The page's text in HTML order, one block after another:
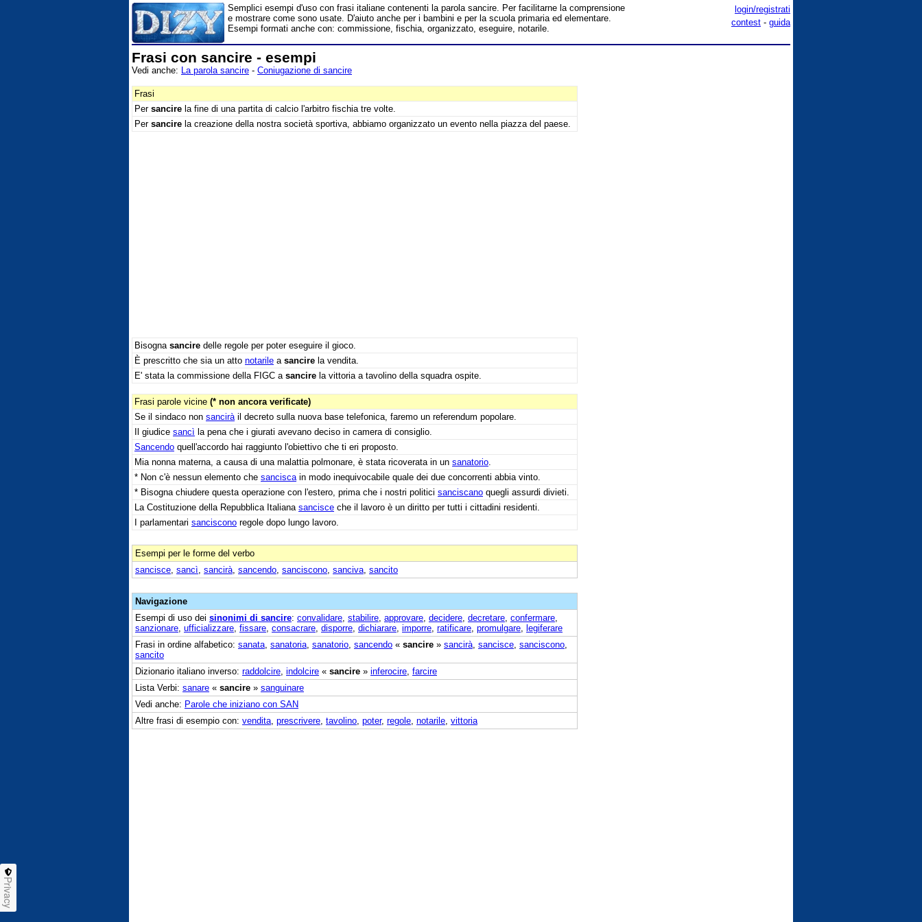
login/registrati
contest - guida
Semplici esempi d'uso con frasi italiane contenenti la parola sancire. Per facilitarne la comprensione
e mostrare come sono usate. D'aiuto anche per i bambini e per la scuola primaria ed elementare.
Esempi formati anche con: commissione, fischia, organizzato, eseguire, notarile.
Frasi con sancire - esempi
Vedi anche: La parola sancire - Coniugazione di sancire
Frasi
Per sancire la fine di una partita di calcio l'arbitro fischia tre volte.
Per sancire la creazione della nostra società sportiva, abbiamo organizzato un evento nella piazza del paese.
Bisogna sancire delle regole per poter eseguire il gioco.
È prescritto che sia un atto notarile a sancire la vendita.
E' stata la commissione della FIGC a sancire la vittoria a tavolino della squadra ospite.
Frasi parole vicine (* non ancora verificate)
Se il sindaco non sancirà il decreto sulla nuova base telefonica, faremo un referendum popolare.
Il giudice sancì la pena che i giurati avevano deciso in camera di consiglio.
Sancendo quell'accordo hai raggiunto l'obiettivo che ti eri proposto.
Mia nonna materna, a causa di una malattia polmonare, è stata ricoverata in un sanatorio
* Non c'è nessun elemento che sancisca in modo inequivocabile quale dei due concorrenti abbia vinto.
* Bisogna chiudere questa operazione con l'estero, prima che i nostri politici sanciscano quegli assurdi divieti.
La Costituzione della Repubblica Italiana sancisce che il lavoro è un diritto per tutti i cittadini residenti.
I parlamentari sanciscono regole dopo lungo lavoro.
Esempi per le forme del verbo
sancisce sancì sancirà sancendo sanciscono sanciva sancito
Navigazione
Esempi di uso dei sinonimi di sancire: convalidare stabilire approvare decidere decretare confermare
sanzionare ufficializzare fissare consacrare disporre dichiarare imporre ratificare promulgare legiferare
Frasi in ordine alfabetico: sanata sanatoria sanatorio sancendo « sancire » sancirà sancisce sanciscono
sancito
Dizionario italiano inverso: raddolcire indolcire « sancire » inferocire farcire
Lista Verbi: sanare « sancire » sanguinare
Vedi anche: Parole che iniziano con SAN
Altre frasi di esempio con: vendita prescrivere tavolino poter, regole notarile vittoria
Privacy